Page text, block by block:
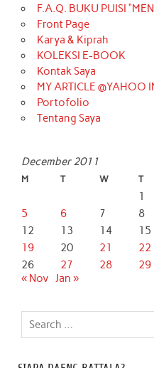
F.A.Q. BUKU PUISI
Front Page
Karya & Kiprah
KOLEKSI E-BOOK
Kontak Saya
MY ARTICLE @YAHOO
Portofolio
Tentang Saya
December 2011
M T W T
1
5
6 7 8
12
13 14 15
19
20 21 22
26
27 28 29
« Nov Jan »